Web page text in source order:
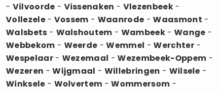
- Vilvoorde - Vissenaken - Vlezenbeek-
Vollezele- Vossem - Waanrode -Waasmont -
Walsbets - Walshoutem - Wambeek- Wange -
Webbekom - Weerde -Wemmel -Werchter-
Wespelaar- Wezemaal -Wezembeek-Oppem -
Wezeren -Wijgmaal - Willebringen - Wilsele -
Winksele - Wolvertem -Wommersom -